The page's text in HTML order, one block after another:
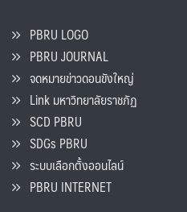
PBRU LOGO
PBRU JOURNAL
จดหมายข่าวดอนขังใหญ่
Link มหาวิทยาลัยราชภัฏ
SCD PBRU
SDGs PBRU
ระบบเลือกตั้งออนไลน์
PBRU INTERNET